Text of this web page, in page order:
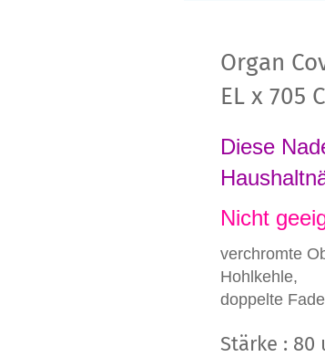
Organ
EL x 705
Diese
Nicht
verchromte
Hohlkehle,
doppelte
Stärke : 80